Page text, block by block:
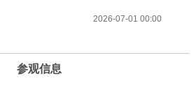
2026-07-01 00:00
参观信息